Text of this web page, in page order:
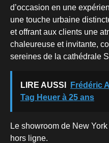
d’occasion en une
une touche urbaine
et offrant aux clients une
chaleureuse et invitante,
sereines de la cathédrale
LIRE AUSSI
Frédéric
Tag Heuer à 25 ans
Le showroom de New
hors ligne.